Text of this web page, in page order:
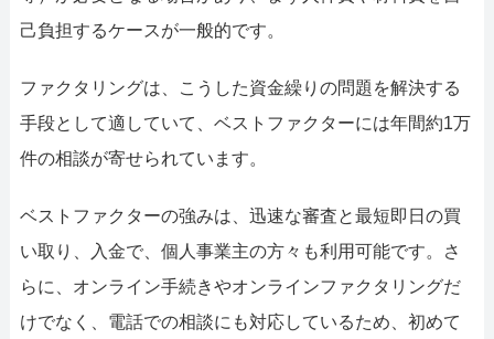
己負担するケースが一般的です。
ファクタリングは、こうした資金繰りの問題を解決する
手段として適していて、ベストファクターには年間約1万
件の相談が寄せられています。
ベストファクターの強みは、迅速な審査と最短即日の買
い取り、入金で、個人事業主の方々も利用可能です。さ
らに、オンライン手続きやオンラインファクタリングだ
けでなく、電話での相談にも対応しているため、初めて